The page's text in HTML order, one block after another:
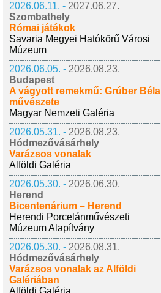
2026.06.11. - 2027.06.27.
Szombathely
Római játékok
Savaria Megyei Hatókörű Városi
Múzeum
2026.06.05. - 2026.08.23.
Budapest
A vágyott remekmű: Grúber Béla
művészete
Magyar Nemzeti Galéria
2026.05.31. - 2026.08.23.
Hódmezővásárhely
Varázsos vonalak
Alföldi Galéria
2026.05.30. - 2026.06.30.
Herend
Bicentenárium – Herend
Herendi Porcelánművészeti
Múzeum Alapítvány
2026.05.30. - 2026.08.31.
Hódmezővásárhely
Varázsos vonalak az Alföldi
Galériában
Alföldi Galéria